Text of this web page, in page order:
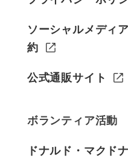
ソーシャルメディ
約
公式通販サイト
ボランティア活動
ドナルド・マクド